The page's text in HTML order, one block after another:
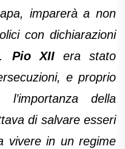
imparerà a non
con dichiarazioni
Pio XIIera stato
e proprio
della
di salvare esseri
vivere in un regime